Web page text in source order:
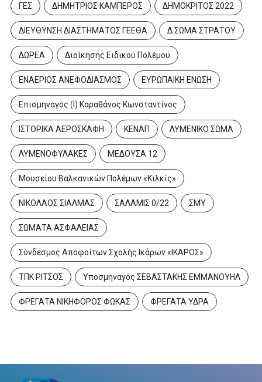
ΓΕΣ ΔΗΜΗΤΡΙΟΣ ΚΑΜΠΕΡΟΣ ΔΗΜΟΚΡΙΤΟΣ 2022
ΔΙΕΥΘΥΝΣΗ ΔΙΑΣΤΗΜΑΤΟΣ ΓΕΕΘΑ Δ ΣΩΜΑ ΣΤΡΑΤΟΥ
ΔΩΡΕΑ Διοίκησης Ειδικού Πολέμου
ΕΝΑΕΡΙΟΣ ΑΝΕΦΟΔΙΑΣΜΟΣ ΕΥΡΩΠΑΙΚΗ ΕΝΩΣΗ
Επισμηναγός (Ι) Καραθάνος Κωνσταντίνος
ΙΣΤΟΡΙΚΑ ΑΕΡΟΣΚΑΦΗ ΚΕΝΑΠ ΛΥΜΕΝΙΚΟ ΣΩΜΑ
ΛΥΜΕΝΟΦΥΛΑΚΕΣ ΜΕΔΟΥΣΑ 12
Μουσείου Βαλκανικών Πολέμων «Κιλκίς»
ΝΙΚΟΛΑΟΣ ΣΙΑΛΜΑΣ ΣΑΛΑΜΙΣ 0/22 ΣΜΥ
ΣΩΜΑΤΑ ΑΣΦΑΛΕΙΑΣ
Σύνδεσμος Αποφοίτων Σχολής Ικάρων «ΙΚΑΡΟΣ»
ΤΠΚ ΡΙΤΣΟΣ Υποσμηναγός ΣΕΒΑΣΤΑΚΗΣ ΕΜΜΑΝΟΥΗΛ
ΦΡΕΓΑΤΑ ΝΙΚΗΦΟΡΟΣ ΦΩΚΑΣ ΦΡΕΓΑΤΑ ΥΔΡΑ